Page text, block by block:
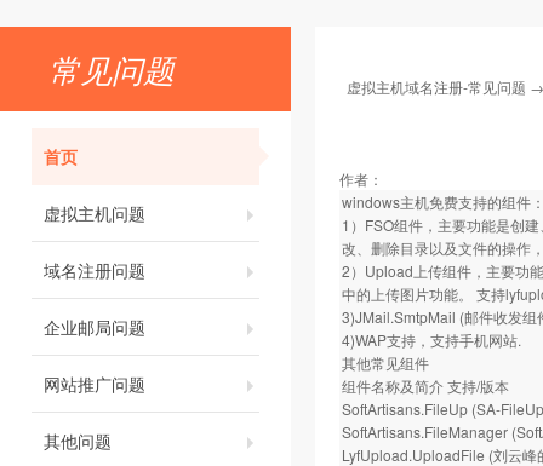
常见问题
首页
虚拟主机问题
域名注册问题
企业邮局问题
网站推广问题
其他问题
虚拟主机域名注册-常见问题
作者：
windows主机免费支持的组件
1）FSO组件，主要功能是创
改、删除目录以及文件的操作
2）Upload上传组件，主要功
中的上传图片功能。 支持
3)JMail.SmtpMail (邮件收发组
4)WAP支持，支持手机网站.
其他常见组件
组件名称及简介 支持/版本
SoftArtisans.FileUp (SA-
SoftArtisans.FileManager
LyfUpload.UploadFile (刘云峰